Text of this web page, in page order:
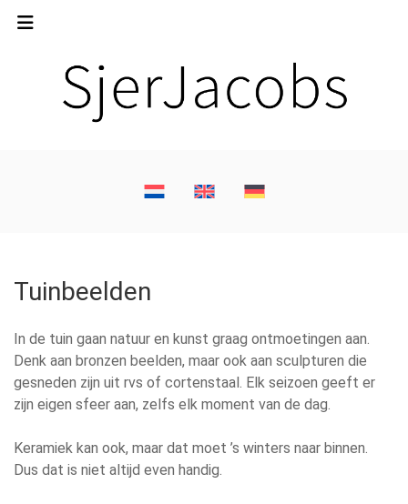
Tuinbeelden
In de tuin gaan natuur en kunst graag ontmoetingen aan.
Denk aan bronzen beelden, maar ook aan sculpturen die
gesneden zijn uit rvs of cortenstaal. Elk seizoen geeft er
zijn eigen sfeer aan, zelfs elk moment van de dag.
Keramiek kan ook, maar dat moet ’s winters naar binnen.
Dus dat is niet altijd even handig.